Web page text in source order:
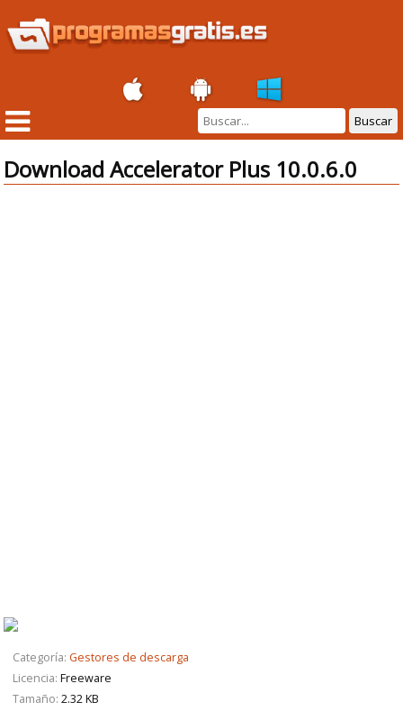
Buscar
Download Accelerator Plus 10.0.6.0
Categoría: Gestores de descarga
Licencia: Freeware
Tamaño: 2.32 KB